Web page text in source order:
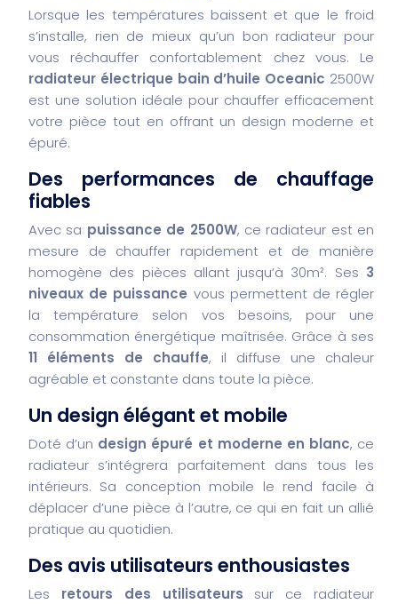
Lorsque les températures baissent et que le froid
s’installe, rien de mieux qu’un bon radiateur pour
vous réchauffer confortablement chez vous. Le
radiateur électrique bain d’huile Oceanic 2500W
est une solution idéale pour chauffer efficacement
votre pièce tout en offrant un design moderne et
épuré.
Des performances de chauffage
fiables
Avec sa puissance de 2500W, ce radiateur est en
mesure de chauffer rapidement et de manière
homogène des pièces allant jusqu’à 30m². Ses 3
niveaux de puissance vous permettent de régler
la température selon vos besoins, pour une
consommation énergétique maîtrisée. Grâce à ses
11 éléments de chauffe, il diffuse une chaleur
agréable et constante dans toute la pièce.
Un design élégant et mobile
Doté d’un design épuré et moderne en blanc, ce
radiateur s’intégrera parfaitement dans tous les
intérieurs. Sa conception mobile le rend facile à
déplacer d’une pièce à l’autre, ce qui en fait un allié
pratique au quotidien.
Des avis utilisateurs enthousiastes
Les retours des utilisateurs sur ce radiateur